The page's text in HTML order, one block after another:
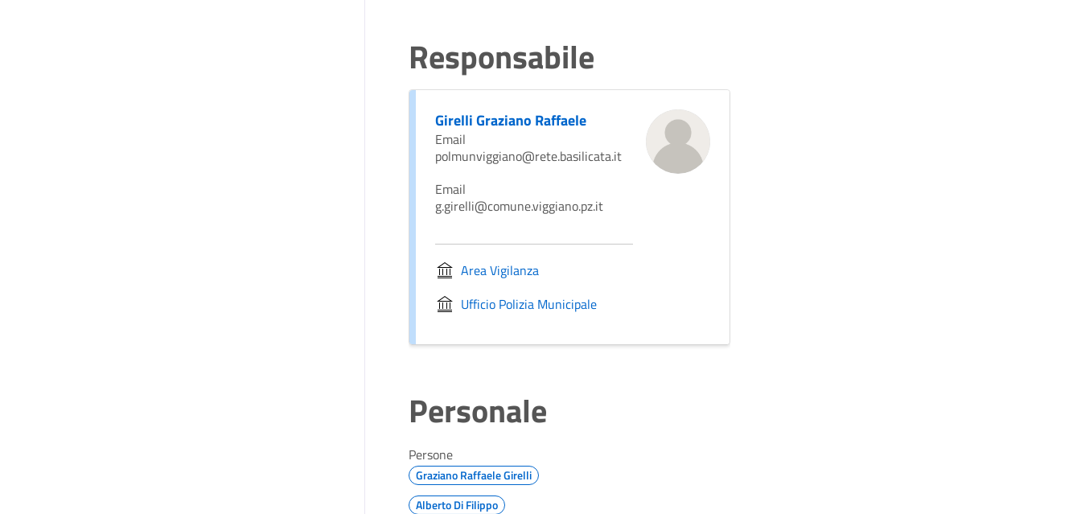
Responsabile
Girelli Graziano Raffaele
Email
polmunviggiano@rete.basilicata.it
Email
g.girelli@comune.viggiano.pz.it
Area Vigilanza
Ufficio Polizia Municipale
Personale
Persone
Graziano Raffaele Girelli
Alberto Di Filippo